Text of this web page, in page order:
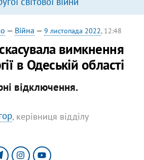
— Війна — 9 листопада 2022, 12:48
вимкнення
в Одеській області
відключення.
, керівниця відділу